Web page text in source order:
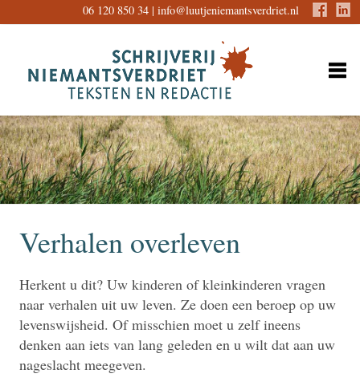
06 120 850 34 | info@luutjeniemantsverdriet.nl
Verhalen overleven
Herkent u dit? Uw kinderen of kleinkinderen vragen
naar verhalen uit uw leven. Ze doen een beroep op uw
levenswijsheid. Of misschien moet u zelf ineens
denken aan iets van lang geleden en u wilt dat aan uw
nageslacht meegeven.